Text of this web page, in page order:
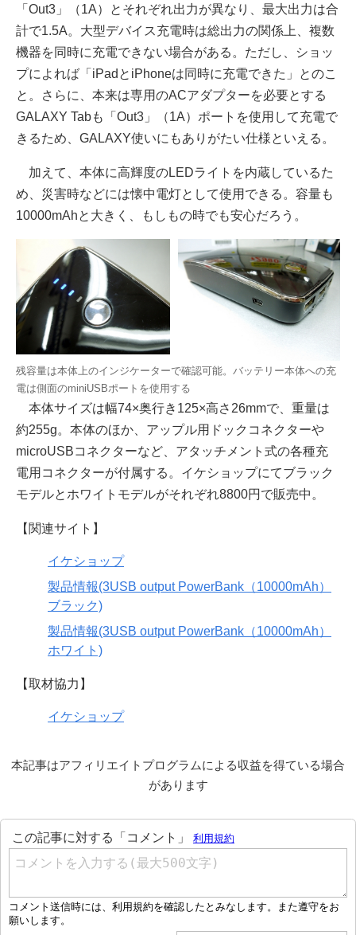
「Out3」（1A）とそれぞれ出力が異なり、最大出力は合
計で1.5A。大型デバイス充電時は総出力の関係上、複数
機器を同時に充電できない場合がある。ただし、ショッ
プによれば「iPadとiPhoneは同時に充電できた」とのこ
と。さらに、本来は専用のACアダプターを必要とする
GALAXY Tabも「Out3」（1A）ポートを使用して充電で
きるため、GALAXY使いにもありがたい仕様といえる。
加えて、本体に高輝度のLEDライトを内蔵しているた
め、災害時などには懐中電灯として使用できる。容量も
10000mAhと大きく、もしもの時でも安心だろう。
残容量は本体上のインジケーターで確認可能。バッテリー本体への充
電は側面のminiUSBポートを使用する
本体サイズは幅74×奥行き125×高さ26mmで、重量は
約255g。本体のほか、アップル用ドックコネクターや
microUSBコネクターなど、アタッチメント式の各種充
電用コネクターが付属する。イケショップにてブラック
モデルとホワイトモデルがそれぞれ8800円で販売中。
【関連サイト】
イケショップ
製品情報(3USB output PowerBank（10000mAh）
ブラック)
製品情報(3USB output PowerBank（10000mAh）
ホワイト)
【取材協力】
イケショップ
本記事はアフィリエイトプログラムによる収益を得ている場合
があります